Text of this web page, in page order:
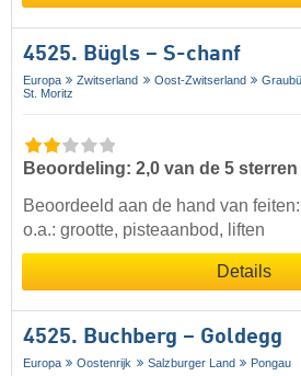
4525. Bügls – S-chanf
Europa Zwitserland Oost-Zwitserland
St. Moritz
Beoordeling: 2,0 van de 5 sterren
Beoordeeld aan de hand van feiten:
o.a.: grootte, pisteaanbod, liften
Details
4525. Buchberg – Goldegg
Europa Oostenrijk Salzburger Land Pongau